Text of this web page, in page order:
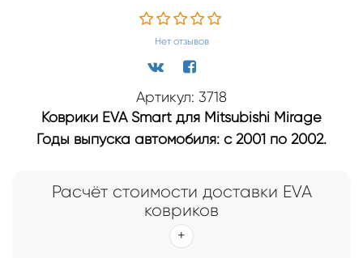
Нет отзывов
Артикул: 3718
Коврики EVA Smart для Mitsubishi Mirage
Годы выпуска автомобиля: с 2001 по 2002.
Расчёт стоимости доставки EVA
ковриков